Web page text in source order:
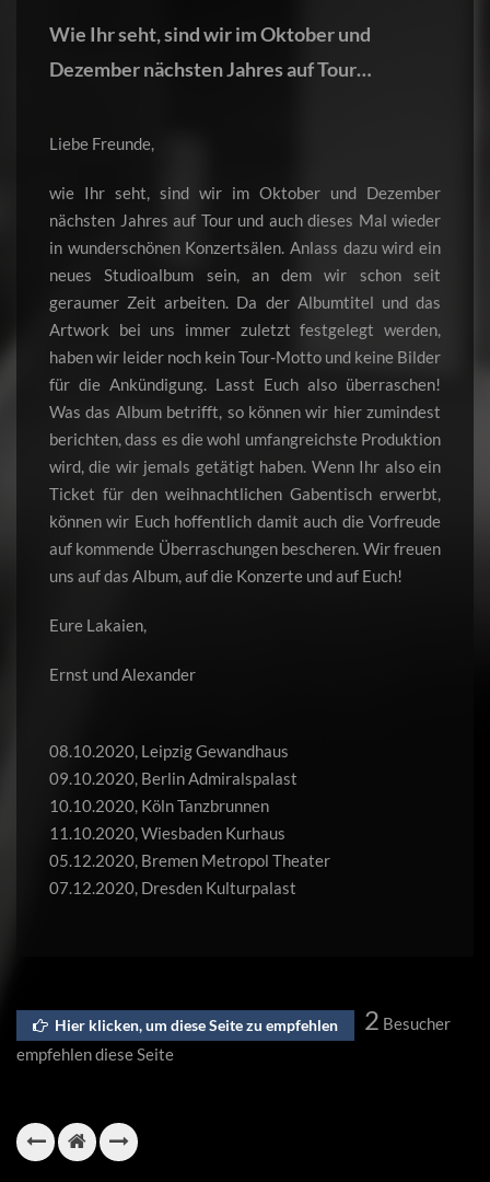
Wie Ihr seht, sind wir im Oktober und
Dezember nächsten Jahres auf Tour…
Liebe Freunde,
wie Ihr seht, sind wir im Oktober und Dezember
nächsten Jahres auf Tour und auch dieses Mal wieder
in wunderschönen Konzertsälen. Anlass dazu wird ein
neues Studioalbum sein, an dem wir schon seit
geraumer Zeit arbeiten. Da der Albumtitel und das
Artwork bei uns immer zuletzt festgelegt werden,
haben wir leider noch kein Tour-Motto und keine Bilder
für die Ankündigung. Lasst Euch also überraschen!
Was das Album betrifft, so können wir hier zumindest
berichten, dass es die wohl umfangreichste Produktion
wird, die wir jemals getätigt haben. Wenn Ihr also ein
Ticket für den weihnachtlichen Gabentisch erwerbt,
können wir Euch hoffentlich damit auch die Vorfreude
auf kommende Überraschungen bescheren. Wir freuen
uns auf das Album, auf die Konzerte und auf Euch!
Eure Lakaien,
Ernst und Alexander
08.10.2020, Leipzig Gewandhaus
09.10.2020, Berlin Admiralspalast
10.10.2020, Köln Tanzbrunnen
11.10.2020, Wiesbaden Kurhaus
05.12.2020, Bremen Metropol Theater
07.12.2020, Dresden Kulturpalast
Hier klicken, um diese Seite zu empfehlen 2 Besucher
empfehlen diese Seite